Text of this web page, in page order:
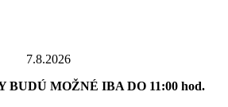
7.8.2026
BUDÚ MOŽNÉ IBA DO 11:00 hod.